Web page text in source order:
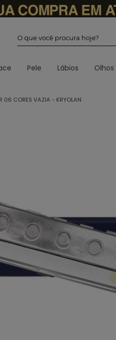
Pele Lábios Olhos
06 CORES VAZIA - KRYOLAN